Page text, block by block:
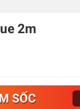
2m
SỐC